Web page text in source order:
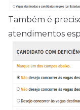
Também é
atendimentos